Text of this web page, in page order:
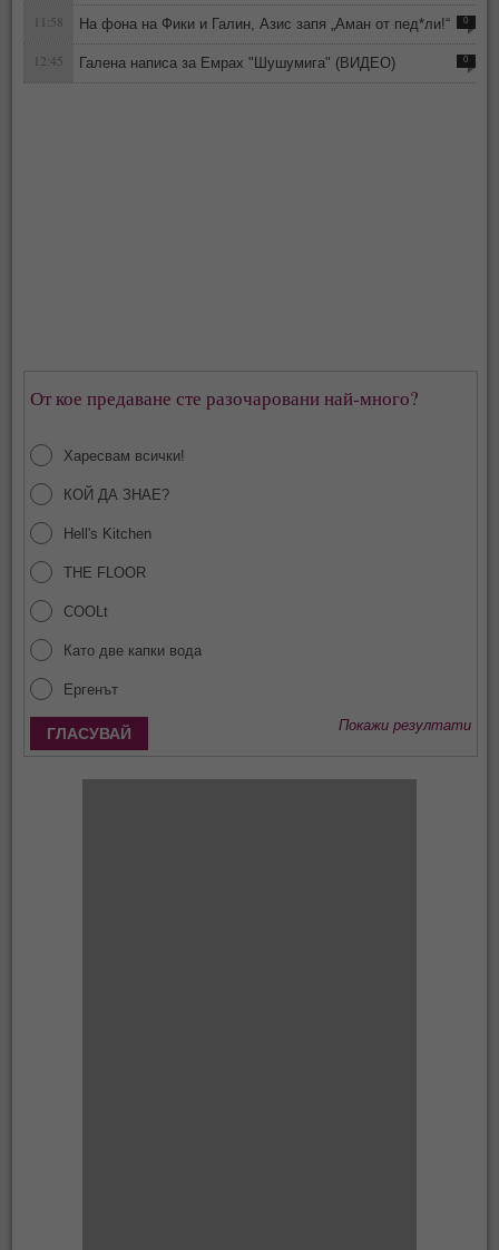
11:58 На фона на Фики и Галин, Азис запя „Аман от пед*ли!“ 0
12:45 Галена написа за Емрах "Шушумига" (ВИДЕО) 0
От кое предаване сте разочаровани най-много?
Харесвам всички!
КОЙ ДА ЗНАЕ?
Hell's Kitchen
THE FLOOR
COOLt
Като две капки вода
Ергенът
Покажи резултати